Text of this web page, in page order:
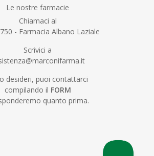
Le nostre farmacie
Chiamaci al
- Farmacia Albano Laziale
Scrivici a
desideri, puoi contattarci
compilando il FORM
quanto prima.